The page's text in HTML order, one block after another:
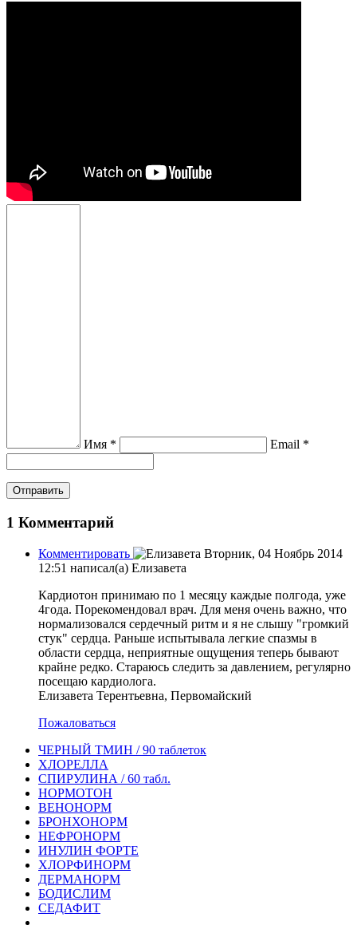
Имя * Email *
1 Комментарий
Комментировать
Вторник, 04 Ноябрь 2014
12:51 написал(а) Елизавета
Кардиотон принимаю по 1 месяцу каждые полгода, уже
4года. Порекомендовал врач. Для меня очень важно, что
нормализовался сердечный ритм и я не слышу "громкий
стук" сердца. Раньше испытывала легкие спазмы в
области сердца, неприятные ощущения теперь бывают
крайне редко. Стараюсь следить за давлением, регулярно
посещаю кардиолога.
Елизавета Терентьевна, Первомайский
Пожаловаться
ЧЕРНЫЙ ТМИН / 90 таблеток
ХЛОРЕЛЛА
СПИРУЛИНА / 60 табл.
НОРМОТОН
ВЕНОНОРМ
БРОНХОНОРМ
НЕФРОНОРМ
ИНУЛИН ФОРТЕ
ХЛОРФИНОРМ
ДЕРМАНОРМ
БОДИСЛИМ
СЕДАФИТ